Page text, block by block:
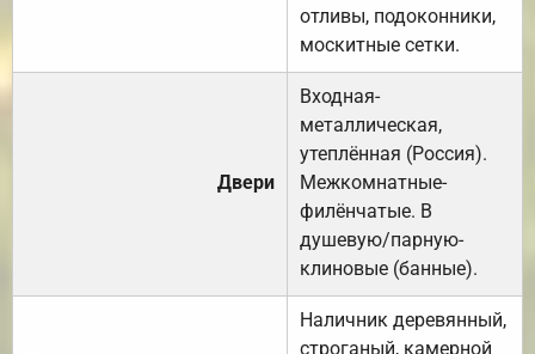
отливы, подоконники,
москитные сетки.
Двери
Входная-
металлическая,
утеплённая (Россия).
Межкомнатные-
филёнчатые. В
душевую/парную-
клиновые (банные).
Наличник деревянный,
строганый, камерной